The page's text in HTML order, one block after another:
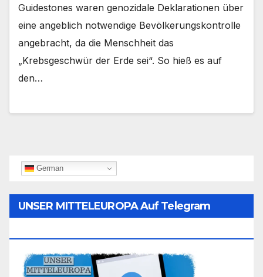
Guidestones waren genozidale Deklarationen über
eine angeblich notwendige Bevölkerungskontrolle
angebracht, da die Menschheit das
„Krebsgeschwür der Erde sei“. So hieß es auf
den…
German
UNSER MITTELEUROPA Auf Telegram